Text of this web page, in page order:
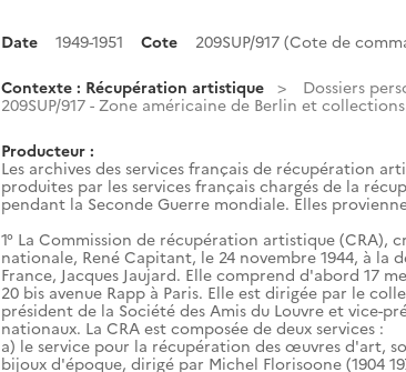
Date 1949-1951 Cote 209SUP/917 (Cote de
Contexte : Récupération artistique
Dossiers
209SUP/917 - Zone américaine de Berlin et
Producteur :
Les archives des services français de récupération
produites par les services français chargés de la
pendant la Seconde Guerre mondiale. Elles
1° La Commission de récupération artistique (CRA),
nationale, René Capitant, le 24 novembre 1944, à la
France, Jacques Jaujard. Elle comprend d'abord 17
20 bis avenue Rapp à Paris. Elle est dirigée par le
président de la Société des Amis du Louvre et vice-
nationaux. La CRA est composée de deux services :
a) le service pour la récupération des œuvres d'art,
bijoux d'époque, dirigé par Michel Florisoone (1904